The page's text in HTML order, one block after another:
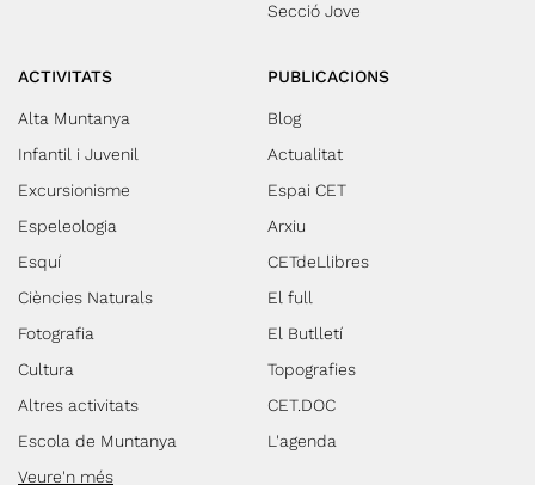
Secció Jove
ACTIVITATS
Alta Muntanya
Infantil i Juvenil
Excursionisme
Espeleologia
Esquí
Ciències Naturals
Fotografia
Cultura
Altres activitats
Escola de Muntanya
Veure'n més
PUBLICACIONS
Blog
Actualitat
Espai CET
Arxiu
CETdeLlibres
El full
El Butlletí
Topografies
CET.DOC
L'agenda